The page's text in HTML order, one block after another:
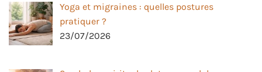
Yoga et migraines : quelles postures
pratiquer ?
23/07/2026